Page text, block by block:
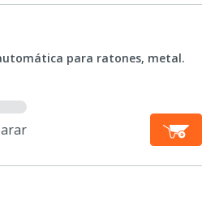
para ratones, metal.